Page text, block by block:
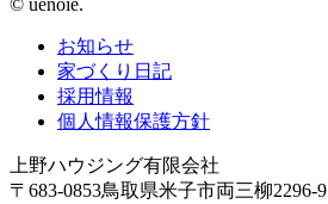
お知らせ
家づくり日記
採用情報
個人情報保護方針
上野ハウジング有限会社
〒683-0853鳥取県米子市両三柳2296-9